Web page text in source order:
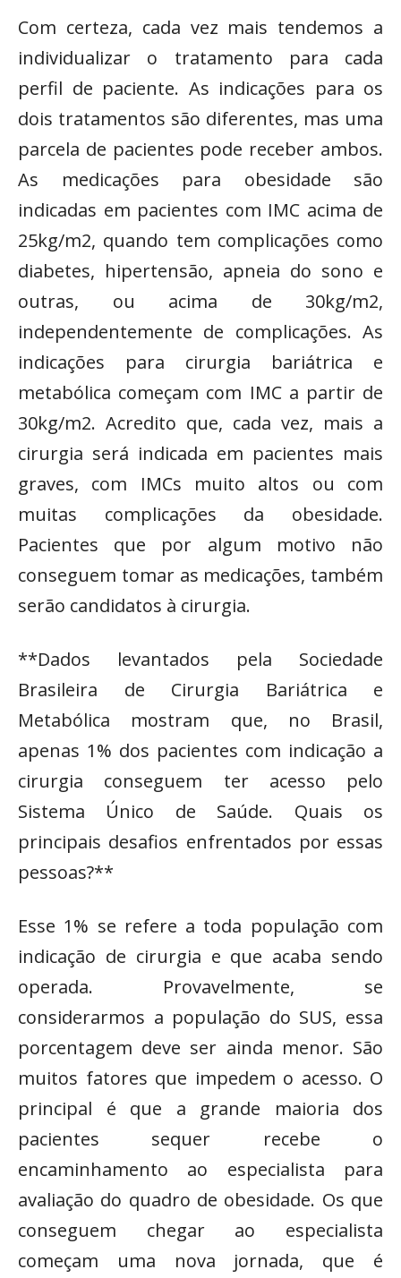
Com certeza, cada vez mais tendemos a
individualizar o tratamento para cada
perfil de paciente. As indicações para os
dois tratamentos são diferentes, mas uma
parcela de pacientes pode receber ambos.
As medicações para obesidade são
indicadas em pacientes com IMC acima de
25kg/m2, quando tem complicações como
diabetes, hipertensão, apneia do sono e
outras, ou acima de 30kg/m2,
independentemente de complicações. As
indicações para cirurgia bariátrica e
metabólica começam com IMC a partir de
30kg/m2. Acredito que, cada vez, mais a
cirurgia será indicada em pacientes mais
graves, com IMCs muito altos ou com
muitas complicações da obesidade.
Pacientes que por algum motivo não
conseguem tomar as medicações, também
serão candidatos à cirurgia.
**Dados levantados pela Sociedade
Brasileira de Cirurgia Bariátrica e
Metabólica mostram que, no Brasil,
apenas 1% dos pacientes com indicação a
cirurgia conseguem ter acesso pelo
Sistema Único de Saúde. Quais os
principais desafios enfrentados por essas
pessoas?**
Esse 1% se refere a toda população com
indicação de cirurgia e que acaba sendo
operada. Provavelmente, se
considerarmos a população do SUS, essa
porcentagem deve ser ainda menor. São
muitos fatores que impedem o acesso. O
principal é que a grande maioria dos
pacientes sequer recebe o
encaminhamento ao especialista para
avaliação do quadro de obesidade. Os que
conseguem chegar ao especialista
começam uma nova jornada, que é